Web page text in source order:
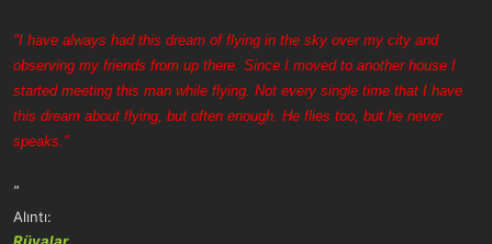
"I have always had this dream of flying in the sky over my city and
observing my friends from up there. Since I moved to another house I
started meeting this man while flying. Not every single time that I have
this dream about flying, but often enough. He flies too, but he never
speaks."
"
Alıntı: